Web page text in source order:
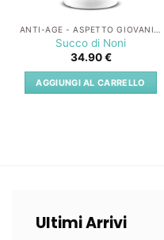
Succo di Noni
34.90€
AGGIUNGI AL CARRELLO
Ultimi Arrivi